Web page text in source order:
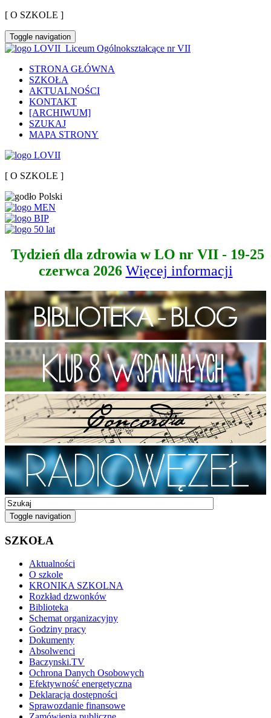
[ O SZKOLE ]
Toggle navigation
Liceum Ogólnokształcące nr VII
STRONA GŁÓWNA
SZKOŁA
AKTUALNOŚCI
KONTAKT
[ARCHIWUM]
SZUKAJ
MAPA STRONY
[ O SZKOLE ]
Tydzień dla zdrowia w LO nr VII - 19-25
czerwca 2026 Więcej informacji
Toggle navigation
SZKOŁA
Aktualności
O szkole
KRONIKA SZKOLNA
Rozkład dzwonków
Biblioteka
Schemat organizacyjny
Godziny pracy
Dokumenty
Absolwenci
Baczynski.TV
Ochrona Danych Osobowych
Efektywność energetyczna
Deklaracja dostępności
Sprawozdanie finansowe